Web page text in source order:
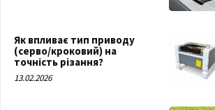
Як впливає тип приводу
(серво/кроковий) на
точність різання?
13.02.2026